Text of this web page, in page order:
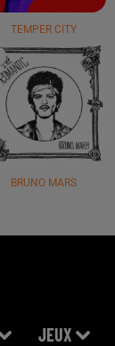
TEMPER CITY
BRUNO MARS
JEUX